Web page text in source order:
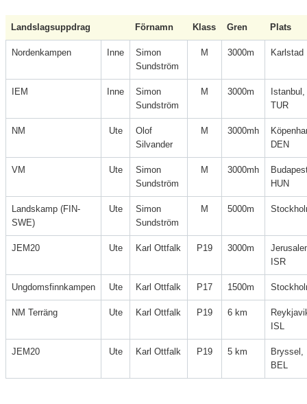
Landslagsuppdrag Förnamn Klass Gren Plats
Nordenkampen Inne
Simon
Sundström
M 3000m Karlstad
IEM Inne
Simon
Sundström
M 3000m
Istanbul,
TUR
NM Ute
Olof
Silvander
M 3000mh
DEN
VM Ute
Simon
Sundström
M 3000mh
HUN
Landskamp (FIN-
SWE)
Ute
Simon
Sundström
M 5000m
JEM20 Ute Karl Ottfalk P19 3000m
ISR
Ungdomsfinnkampen Ute Karl Ottfalk P17 1500m
NM Terräng Ute Karl Ottfalk P19 6 km
ISL
JEM20 Ute Karl Ottfalk P19 5 km
Bryssel,
BEL